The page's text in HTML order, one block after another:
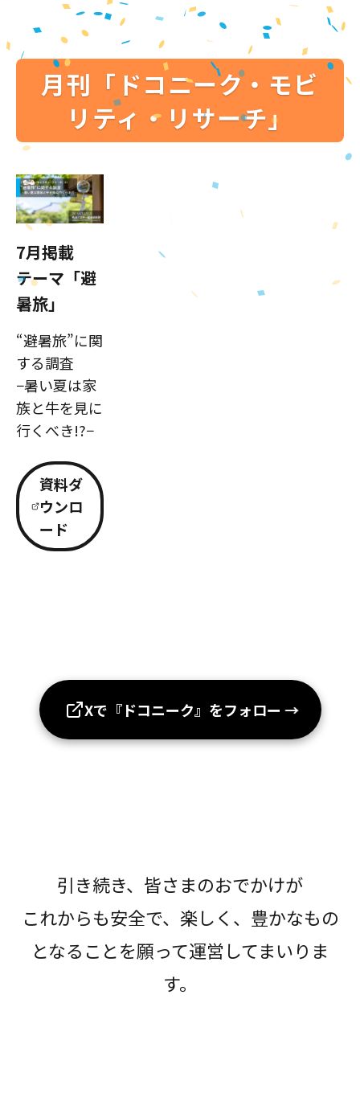
月刊「ドコニーク・モビ
リティ・リサーチ」
7月掲載
テーマ「避
暑旅」
“避暑旅”に関
する調査
−暑い夏は家
族と牛を見に
行くべき!?−
資料ダ
ウンロ
ード
Xで『ドコニーク』をフォロー →
引き続き、皆さまのおでかけが
これからも安全で、楽しく、豊かなもの
となることを願って運営してまいりま
す。